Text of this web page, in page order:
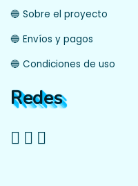
🔵 Sobre el proyecto
🔵 Envíos y pagos
🔵 Condiciones de uso
Redes